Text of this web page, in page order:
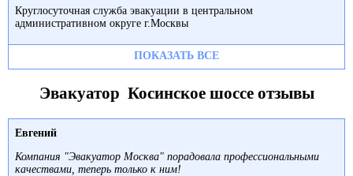
Круглосуточная служба эвакуации в центральном
административном округе г.Москвы
ПОКАЗАТЬ ВСЕ
Эвакуатор Косинское шоссе отзывы
Евгений
Компания "Эвакуатор Москва" порадовала профессиональными
качествами, теперь только к ним!